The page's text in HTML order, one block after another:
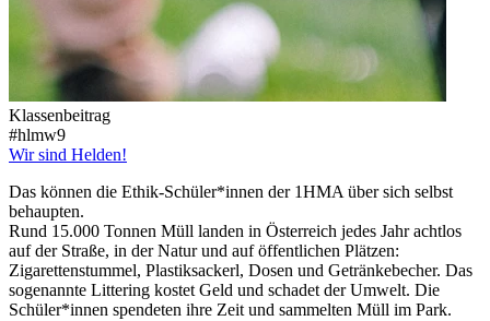
Klassenbeitrag
#hlmw9
Wir sind Helden!
Das können die Ethik-Schüler*innen der 1HMA über sich selbst
behaupten.
Rund 15.000 Tonnen Müll landen in Österreich jedes Jahr achtlos
auf der Straße, in der Natur und auf öffentlichen Plätzen:
Zigarettenstummel, Plastiksackerl, Dosen und Getränkebecher. Das
sogenannte Littering kostet Geld und schadet der Umwelt. Die
Schüler*innen spendeten ihre Zeit und sammelten Müll im Park.